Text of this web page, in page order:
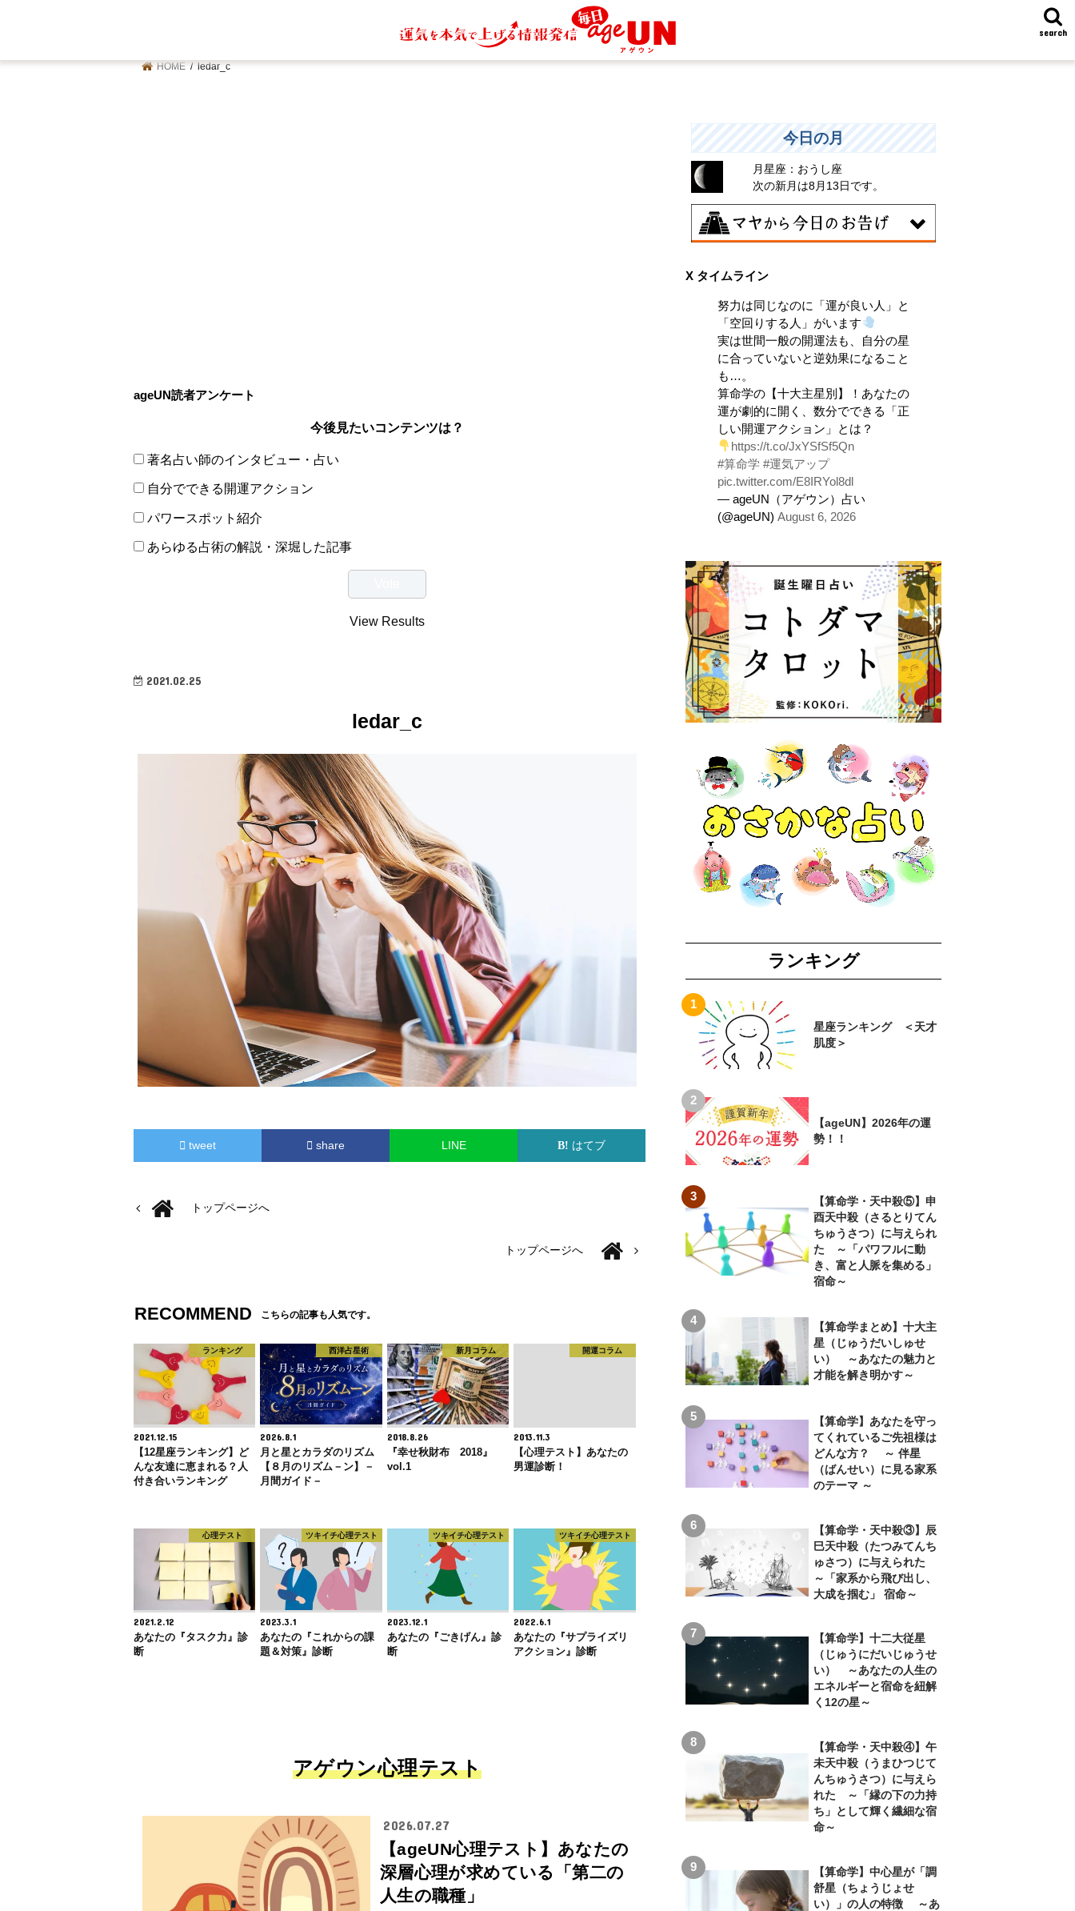
search
HOME ledar_c
ageUN読者アンケート
今後見たいコンテンツは？
著名占い師のインタビュー・占い
自分でできる開運アクション
パワースポット紹介
あらゆる占術の解説・深堀した記事
View Results
2021.02.25
ledar_c
tweet share LINE はてブ
トップページへ
トップページへ
RECOMMEND こちらの記事も人気です。
ランキング
2021.12.15
【12星座ランキング】ど
んな友達に恵まれる？人
付き合いランキング
西洋占星術
2026.8.1
月と星とカラダのリズム
【８月のリズム－ン】－
月間ガイド－
新月コラム
2018.8.26
『幸せ秋財布 2018』
vol.1
開運コラム
2013.11.3
【心理テスト】あなたの
男運診断！
心理テスト
2021.2.12
あなたの『タスク力』診
断
ツキイチ心理テスト
2023.3.1
あなたの『これからの課
題＆対策』診断
ツキイチ心理テスト
2023.12.1
あなたの『ごきげん』診
断
ツキイチ心理テスト
2022.6.1
あなたの『サプライズリ
アクション』診断
アゲウン心理テスト
2026.07.27
【ageUN心理テスト】あなたの
深層心理が求めている「第二の
人生の職種」
今日の月
月星座：おうし座
次の新月は8月13日です。
伝統や歴史的な過去のやり方・道筋を踏襲
する日。あなたの直感で伝統を踏まえ、伝
統を乗り越えるひらめきを。
X タイムライン
努力は同じなのに「運が良い人」と
「空回りする人」がいます
実は世間一般の開運法も、自分の星
に合っていないと逆効果になること
も…。
算命学の【十大主星別】！あなたの
運が劇的に開く、数分でできる「正
しい開運アクション」とは？
https://t.co/JxYSfSf5Qn
#算命学 #運気アップ
pic.twitter.com/E8IRYol8dl
— ageUN（アゲウン）占い
(@ageUN) August 6, 2026
ランキング
星座ランキング ＜天才
肌度＞
【ageUN】2026年の運
勢！！
【算命学・天中殺⑤】申
酉天中殺（さるとりてん
ちゅうさつ）に与えられ
た ～「パワフルに動
き、富と人脈を集める」
宿命～
【算命学まとめ】十大主
星（じゅうだいしゅせ
い） ～あなたの魅力と
才能を解き明かす～
【算命学】あなたを守っ
てくれているご先祖様は
どんな方？ ～ 伴星
（ばんせい）に見る家系
のテーマ ～
【算命学・天中殺③】辰
巳天中殺（たつみてんち
ゅさつ）に与えられた
～「家系から飛び出し、
大成を掴む」 宿命～
【算命学】十二大従星
（じゅうにだいじゅうせ
い） ～あなたの人生の
エネルギーと宿命を紐解
く12の星～
【算命学・天中殺④】午
未天中殺（うまひつじて
んちゅうさつ）に与えら
れた ～「縁の下の力持
ち」として輝く繊細な宿
命～
【算命学】中心星が「調
舒星（ちょうじょせ
い）」の人の特徴 ～あ